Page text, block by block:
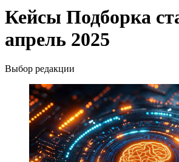
Кейсы Подборка
апрель 2025
Выбор редакции